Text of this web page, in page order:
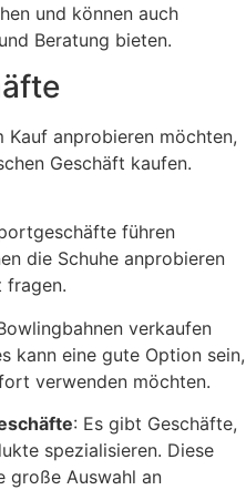
und können auch
Beratung bieten.
Kauf anprobieren möchten,
Geschäft kaufen.
führen
die Schuhe anprobieren
fragen.
verkaufen
kann eine gute Option sein,
verwenden möchten.
: Es gibt Geschäfte,
spezialisieren. Diese
große Auswahl an